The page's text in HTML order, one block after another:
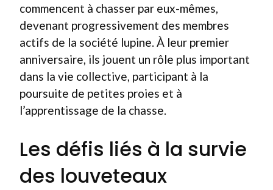
commencent à chasser par eux-mêmes,
devenant progressivement des membres
actifs de la société lupine. À leur premier
anniversaire, ils jouent un rôle plus important
dans la vie collective, participant à la
poursuite de petites proies et à
l’apprentissage de la chasse.
Les défis liés à la survie
des louveteaux